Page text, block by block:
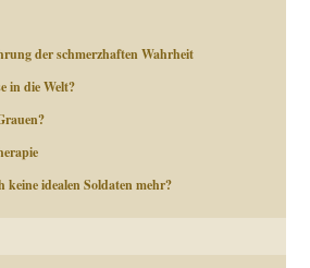
der schmerzhaften Wahrheit
in die Welt?
keine idealen Soldaten mehr?